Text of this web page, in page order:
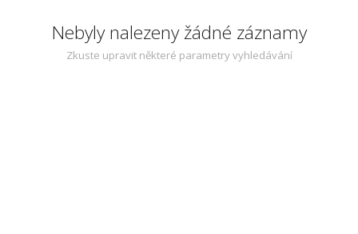
Nebyly nalezeny žádné záznamy
Zkuste upravit některé parametry vyhledávání